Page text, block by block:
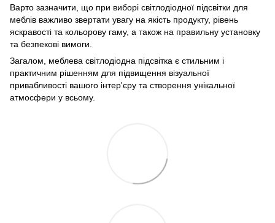
Варто зазначити, що при виборі світлодіодної підсвітки для
меблів важливо звертати увагу на якість продукту, рівень
яскравості та кольорову гаму, а також на правильну установку
та безпекові вимоги.
Загалом, меблева світлодіодна підсвітка є стильним і
практичним рішенням для підвищення візуальної
привабливості вашого інтер'єру та створення унікальної
атмосфери у всьому.